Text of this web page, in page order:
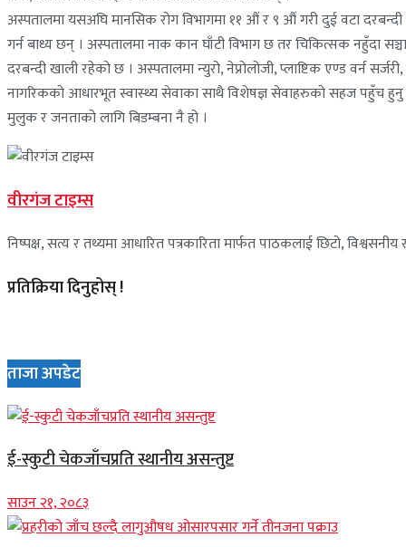
अस्पतालमा यसअघि मानसिक रोग विभागमा ११ औं र ९ औं गरी दुई वटा
गर्न बाध्य छन् । अस्पतालमा नाक कान घाँटी विभाग छ तर चिकित्सक नहुँदा
दरबन्दी खाली रहेको छ । अस्पतालमा न्युरो, नेप्रोलोजी, प्लाष्टिक एण्ड वर्न
नागरिकको आधारभूत स्वास्थ्य सेवाका साथै विशेषज्ञ सेवाहरुको सहज पहुँच हुनु
मुलुक र जनताको लागि बिडम्बना नै हो ।
वीरगंज टाइम्स
निष्पक्ष, सत्य र तथ्यमा आधारित पत्रकारिता मार्फत पाठकलाई छिटो,
प्रतिक्रिया दिनुहोस् !
ताजा अपडेट
ई-स्कुटी चेकजाँचप्रति स्थानीय असन्तुष्ट
साउन २१, २०८३